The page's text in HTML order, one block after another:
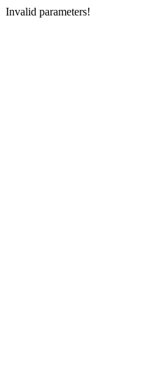
Invalid parameters!